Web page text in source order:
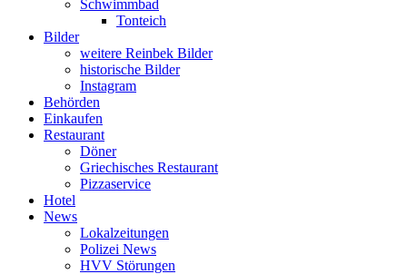
Schwimmbad
Tonteich
Bilder
weitere Reinbek Bilder
historische Bilder
Instagram
Behörden
Einkaufen
Restaurant
Döner
Griechisches Restaurant
Pizzaservice
Hotel
News
Lokalzeitungen
Polizei News
HVV Störungen